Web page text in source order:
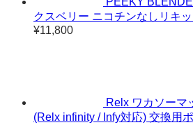
クスベリー ニコチンなしリキ
¥11,800価
¥11,800Relx ワカソーマ
(Relx infinity / Infy対応) 交換用